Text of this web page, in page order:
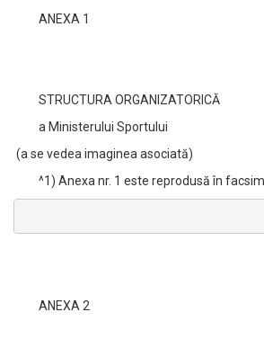
ANEXA 1
STRUCTURA ORGANIZATORICĂ
a Ministerului Sportului
(a se vedea imaginea asociată)
^1) Anexa nr. 1 este reprodusă în
ANEXA 2